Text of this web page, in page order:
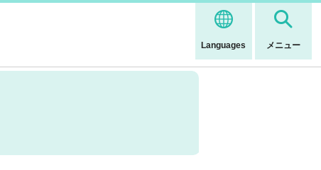
Languages メニュー